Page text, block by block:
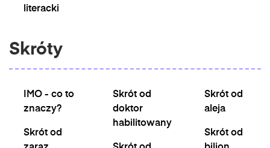
literacki
Skróty
IMO - co to
znaczy?
Skrót od
Skrót od
doktor
habilitowany
Skrót od
aleja
Skrót od